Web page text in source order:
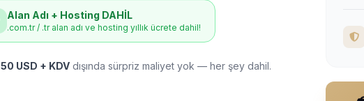
Alan Adı + Hosting DAHİL
.com.tr / .tr alan adı ve hosting yıllık ücrete dahil!
50 USD + KDV dışında sürpriz maliyet yok — her şey dahil.